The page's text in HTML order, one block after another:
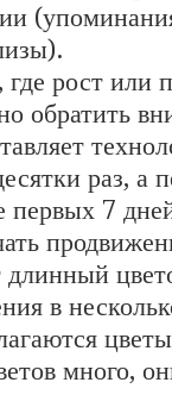
рост или
обратить
раз, а
первых 7
в
много,